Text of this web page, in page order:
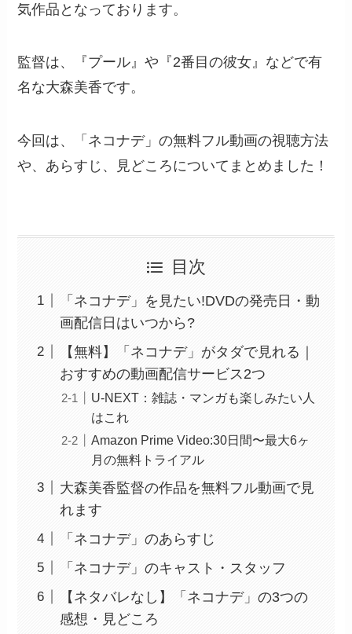
気作品となっております。
監督は、『プール』や『2番目の彼女』などで有
名な大森美香です。
今回は、「ネコナデ」の無料フル動画の視聴方法
や、あらすじ、見どころについてまとめました！
目次
「ネコナデ」を見たい!DVDの発売日・動
画配信日はいつから?
【無料】「ネコナデ」がタダで見れる｜
おすすめの動画配信サービス2つ
U-NEXT：雑誌・マンガも楽しみたい人
はこれ
Amazon Prime Video:30日間〜最大6ヶ
月の無料トライアル
大森美香監督の作品を無料フル動画で見
れます
「ネコナデ」のあらすじ
「ネコナデ」のキャスト・スタッフ
【ネタバレなし】「ネコナデ」の3つの
感想・見どころ